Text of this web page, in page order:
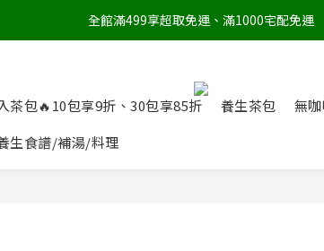
全館滿499享超取免運、滿1000宅配免運
茶包🔥10包享9折、30包享85折 養生茶包 無
生食譜/補湯/料理